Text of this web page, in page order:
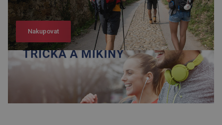
Nakupovat